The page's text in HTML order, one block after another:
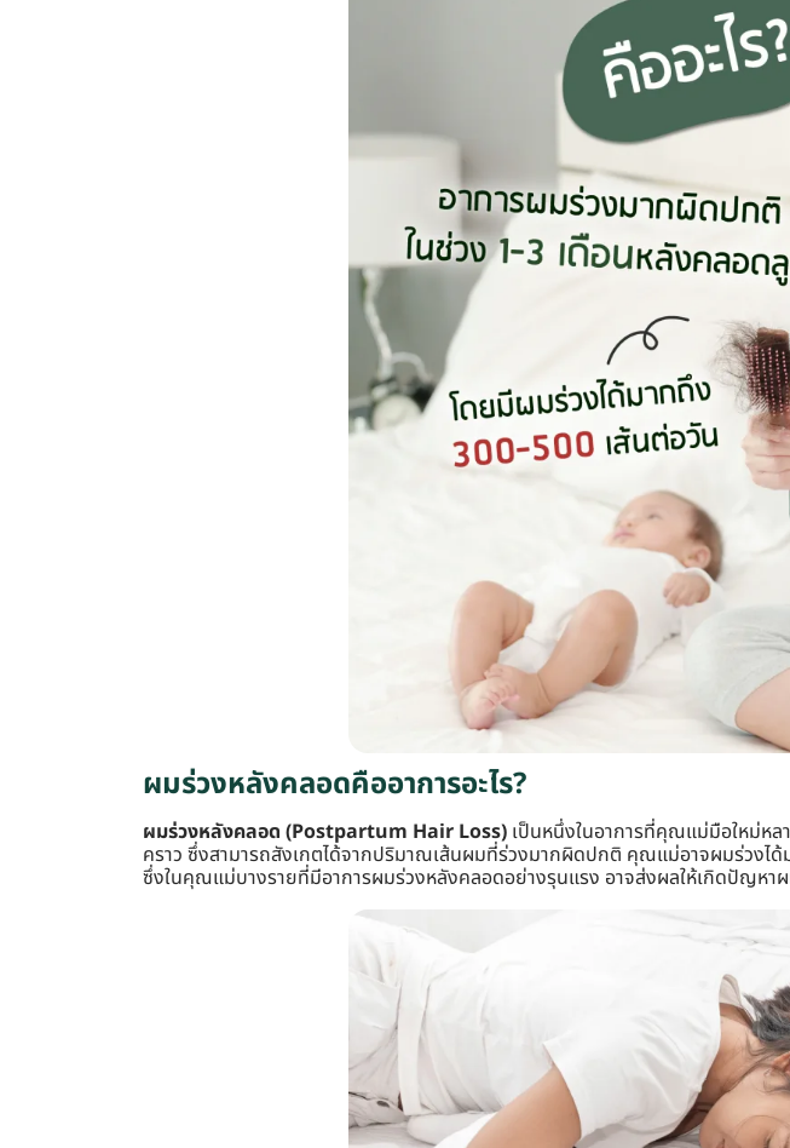
ผมร่วงหลังคลอดคืออาการอะไร?
ผมร่วงหลังคลอด (Postpartum Hair Loss) เป็นหนึ่งในอาการที่คุณแม่มือใหม่ห
คราว ซึ่งสามารถสังเกตได้จากปริมาณเส้นผมที่ร่วงมากผิดปกติ คุณแม่อาจผมร่วง
ซึ่งในคุณแม่บางรายที่มีอาการผมร่วงหลังคลอดอย่างรุนแรง อาจส่งผลให้เกิดปัญหา